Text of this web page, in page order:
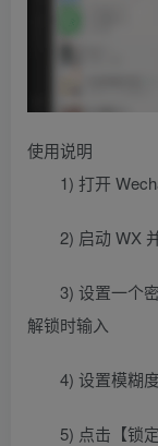
使用说明
1) 打开
2) 启动 WX
3) 设置一个
解锁时输入
4) 设置模糊
5) 点击【锁